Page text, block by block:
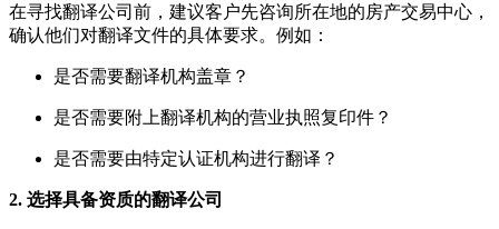
在寻找翻译公司前，建议客户先咨询所在地的房产交易中心，
确认他们对翻译文件的具体要求。例如：
是否需要翻译机构盖章？
是否需要附上翻译机构的营业执照复印件？
是否需要由特定认证机构进行翻译？
2. 选择具备资质的翻译公司